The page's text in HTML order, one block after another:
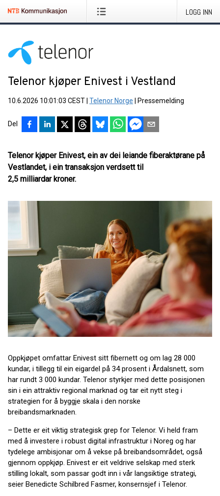
LOGG INN
Telenor kjøper Enivest i Vestland
10.6.2026 10:01:03 CEST Telenor Norge Pressemelding
Del
Telenor kjøper Enivest, ein av dei leiande fiberaktørane på
Vestlandet, i ein transaksjon verdsett til
2,5 milliardar kroner.
Oppkjøpet omfattar Enivest sitt fibernett og om lag 28 000
kundar, i tillegg til ein eigardel på 34 prosent i Årdalsnett, som
har rundt 3 000 kundar. Telenor styrkjer med dette posisjonen
sin i ein attraktiv regional marknad og tar eit nytt steg i
strategien for å byggje skala i den norske
breibandsmarknaden.
– Dette er eit viktig strategisk grep for Telenor. Vi held fram
med å investere i robust digital infrastruktur i Noreg og har
tydelege ambisjonar om å vekse på breibandsområdet, også
gjennom oppkjøp. Enivest er eit veldrive selskap med sterk
stilling lokalt, som passar godt inn i vår langsiktige strategi,
seier Benedicte Schilbred Fasmer, konsernsjef i Telenor.